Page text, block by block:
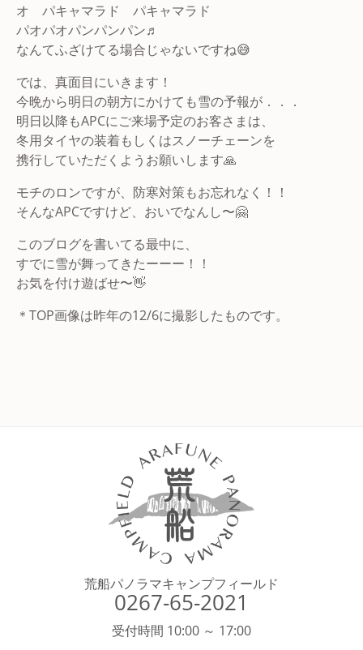
オ パキャマラド パキャマラド
パオパオパンパンパン♬
なんてふざけてる場合じゃないですね😅
では、真面目にいきます！
今晩から明日の朝方にかけても雪の予報が．．．
明日以降もAPCにご来場予定のお客さまは、
冬用タイヤの装着もしくはスノーチェーンを
携行していただくようお願いします🙏
モチのロンですが、防寒対策もお忘れなく！！
そんなAPCですけど、おいでなんし〜🤗
このブログを書いてる最中に、
すでに雪が舞ってきたーーー！！
お気を付け遊ばせ〜👋
＊TOP画像は昨年の12/6に撮影したものです。
荒船パノラマキャンプフィールド
0267-65-2021
受付時間 10:00 ～ 17:00